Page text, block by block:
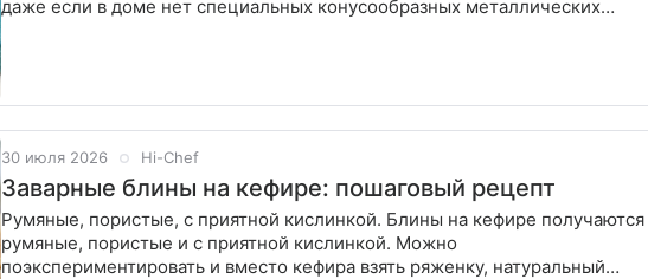
даже если в доме нет специальных конусообразных металлических
30 июля 2026 Hi-Chef
Заварные блины на кефире: пошаговый рецепт
Румяные, пористые, с приятной кислинкой. Блины на кефире получаются
румяные, пористые и с приятной кислинкой. Можно
поэкспериментировать и вместо кефира взять ряженку, натуральный